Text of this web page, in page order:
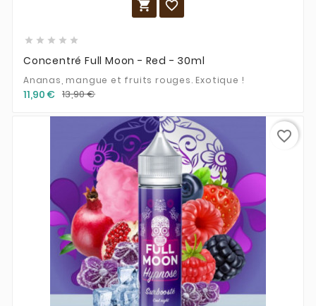
 
    
Concentré Full Moon - Red - 30ml
Ananas, mangue et fruits rouges. Exotique !
11,90 € 13,90 €
favorite_border